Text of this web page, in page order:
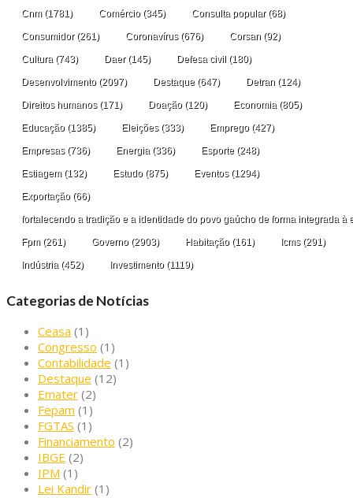
Cnm(1781) Comércio(345) Consulta popular(68)
Consumidor(261) Coronavírus(676) Corsan (92)
Cultura (743) Daer(145) Defesa civil (180)
Desenvolvimento(2097) Destaque (647) Detran (124)
Direitos humanos(171) Doação(120) Economia (805)
Educação(1385) Eleições(333) Emprego(427)
Empresas(736) Energia (336) Esporte (248)
Estiagem(132) Estudo(875) Eventos(1294)
Exportação(66)
fortalecendo a tradição e a identidade do povo gaúcho de forma integrada
Fpm(261) Governo(2903) Habitação(161) Icms(291)
Indústria (452) Investimento(1119)
Categorias de Notícias
Ceasa (1)
Congresso (1)
Contabilidade (1)
Destaque (12)
Emater (2)
Fepam (1)
FGTAS (1)
Financiamento (2)
IBGE (2)
IPM (1)
Lei Kandir (1)